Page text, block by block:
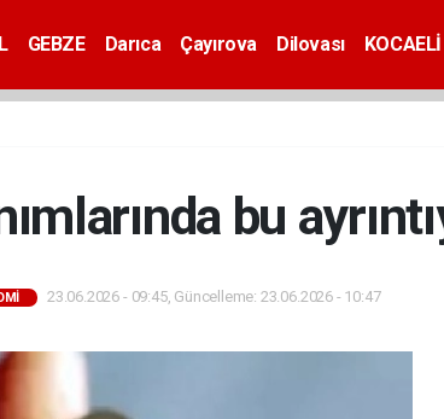
GEBZE Darıca Çayırova Dilovası KOCAELİ
bu
23.06.2026 - 09:45, Güncelleme: 23.06.2026 - 10:47